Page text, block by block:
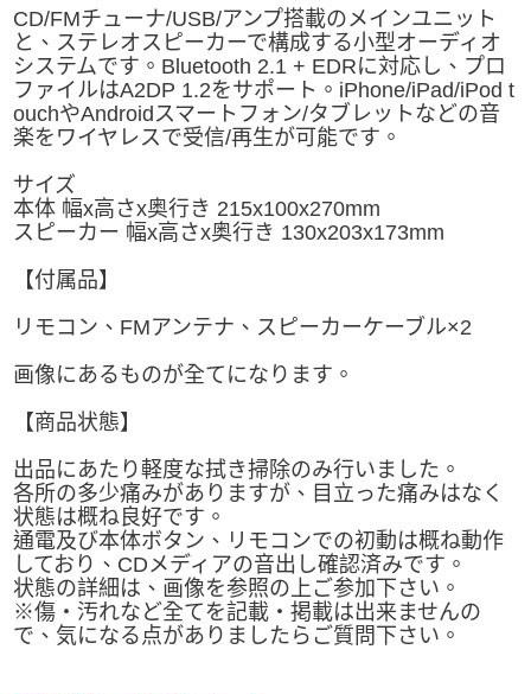
CD/FMチューナ/USB/アンプ搭載のメインユニット
と、ステレオスピーカーで構成する小型オーディオ
システムです。Bluetooth 2.1 + EDRに対応し、プロ
ファイルはA2DP 1.2をサポート。iPhone/iPad/iPod t
ouchやAndroidスマートフォン/タブレットなどの音
楽をワイヤレスで受信/再生が可能です。
サイズ
本体 幅x高さx奥行き 215x100x270mm
スピーカー 幅x高さx奥行き 130x203x173mm
【付属品】
リモコン、FMアンテナ、スピーカーケーブル×2
画像にあるものが全てになります。
【商品状態】
出品にあたり軽度な拭き掃除のみ行いました。
各所の多少痛みがありますが、目立った痛みはなく
状態は概ね良好です。
通電及び本体ボタン、リモコンでの初動は概ね動作
しており、CDメディアの音出し確認済みです。
状態の詳細は、画像を参照の上ご参加下さい。
※傷・汚れなど全てを記載・掲載は出来ませんの
で、気になる点がありましたらご質問下さい。